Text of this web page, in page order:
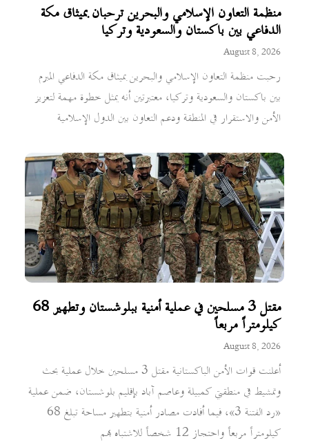
منظمة التعاون الإسلامي والبحرين ترحبان بميثاق مكة
الدفاعي بين باكستان والسعودية وتركيا
August 8, 2026
رحبت منظمة التعاون الإسلامي والبحرين بميثاق مكة الدفاعي المبرم
بين باكستان والسعودية وتركيا، معتبرتين أنه يمثل خطوة مهمة لتعزيز
الأمن والاستقرار في المنطقة ودعم التعاون بين الدول الإسلامية
مقتل 3 مسلحين في عملية أمنية ببلوشستان وتطهير 68
كيلومتراً مربعاً
August 8, 2026
أعلنت قوات الأمن الباكستانية مقتل 3 مسلحين خلال عملية بحث
وتمشيط في منطقتي كمبيلة وعاصم آباد بإقليم بلوشستان، ضمن عملية
«رد الفتنة 3»، فيما أفادت مصادر أمنية بتطهير مساحة تبلغ 68
كيلومتراً مربعاً واحتجاز 12 شخصاً للاشتباه بهم